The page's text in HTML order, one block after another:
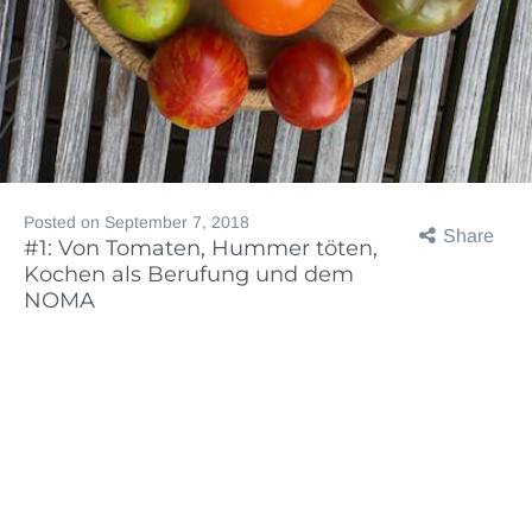
Share
Posted on September 7, 2018
#1: Von Tomaten, Hummer töten,
Kochen als Berufung und dem
NOMA